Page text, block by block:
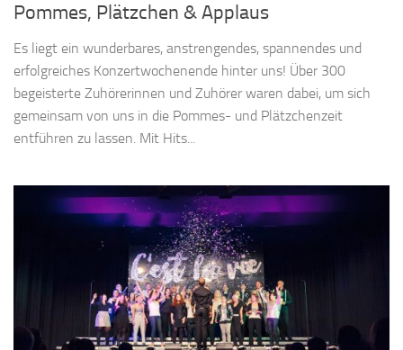
Pommes, Plätzchen & Applaus
Es liegt ein wunderbares, anstrengendes, spannendes und
erfolgreiches Konzertwochenende hinter uns! Über 300
begeisterte Zuhörerinnen und Zuhörer waren dabei, um sich
gemeinsam von uns in die Pommes- und Plätzchenzeit
entführen zu lassen. Mit Hits...